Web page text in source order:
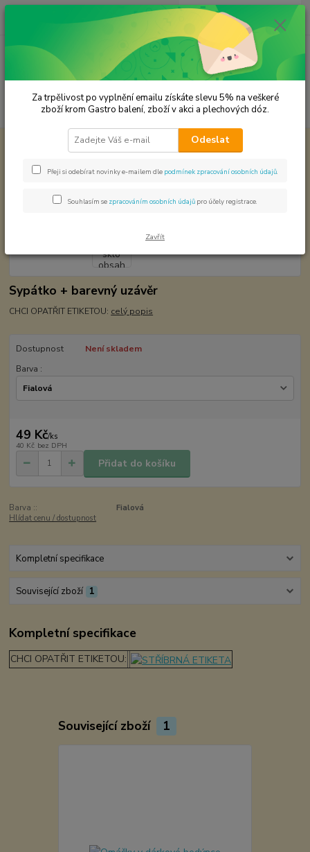
Menu
Hledat
ks
za 0,00 Kč
Plechové dózy - kořenky Kořenka sklo obsah 150 ml.
Kořenka sklo obsah 150 ml.
Sypátko + barevný uzávěr
CHCI OPATŘIT ETIKETOU: celý popis
Dostupnost
Není skladem
Barva :
49 Kč/ks
40 Kč bez DPH
Přidat do košíku
Barva ::
Fialová
Hlídat cenu / dostupnost
Kompletní specifikace
Související zboží 1
Kompletní specifikace
CHCI OPATŘIT ETIKETOU:
Související zboží 1
Za trpělivost po vyplnění emailu získáte slevu 5% na veškeré
zboží krom Gastro balení, zboží v akci a plechových dóz.
Odeslat
Přeji si odebírat novinky e-mailem dle podmínek zpracování osobních údajů
Souhlasím se zpracováním osobních údajů pro účely registrace.
Zavřít